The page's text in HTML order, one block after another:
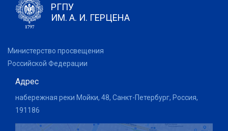
РГПУ
ИМ. А. И. ГЕРЦЕНА
Министерство просвещения
Российской Федерации
Адрес
набережная реки Мойки, 48, Санкт-Петербург, Россия,
191186